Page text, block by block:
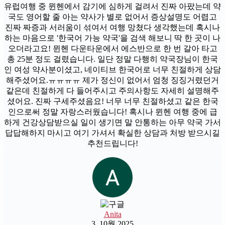
유럽여행 중 뮌헨에서 감기에 심하게 걸려서 진짜 아팠는데 약
국도 영어할 줄 아는 약사가 별로 없어서 증상설명도 어렵고
진짜 짜증과 서러움이 섞여서 여행 망쳤다 생각했는데 혹시나
하는 마음으로 '한국어 가능 약국'을 검색 해보니 딱 한 곳이 나
오더라고요! 뮌헨 다운타운에서 에스반으로 한 번 갈아 타고
총 25분 정도 걸렸습니다. 일단 정말 다행히 약국장님이 한국
인 여성 약사분이셨고, 네이티브 한국어로 너무 친절하게 상담
해주셨어요.ㅠㅠㅠㅠ 제가 정신이 없어서 엄청 징징거렸던거
같은데 친절하게 다 들어주시고 주의사항도 자세히 설명해주
셨어요. 진짜 구세주셨음요! 너무 너무 친절하셨고 같은 한국
인으로써 정말 자랑스러웠습니다! 혹시나 뮌헨 여행 중에 급
하게 건강상담받으실 일이 생기면 말 안통하는 아무 약국 가서
답답해하지 마시고 여기 가셔서 확실한 상담과 처방 받으시길
추천드립니다!
Anita